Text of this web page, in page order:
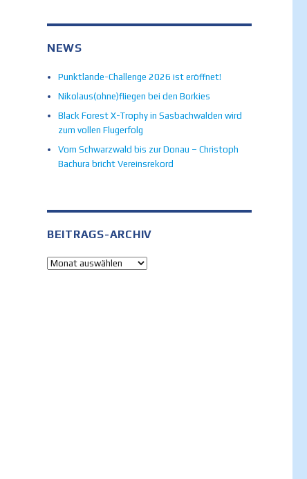
NEWS
Punktlande-Challenge 2026 ist eröffnet!
Nikolaus(ohne)fliegen bei den Borkies
Black Forest X-Trophy in Sasbachwalden wird
zum vollen Flugerfolg
Vom Schwarzwald bis zur Donau – Christoph
Bachura bricht Vereinsrekord
BEITRAGS-ARCHIV
Beitrags-